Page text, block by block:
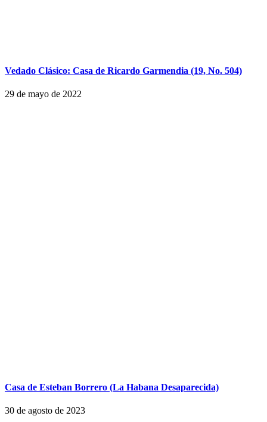
Vedado Clásico: Casa de Ricardo Garmendia (19, No. 504)
29 de mayo de 2022
Casa de Esteban Borrero (La Habana Desaparecida)
30 de agosto de 2023